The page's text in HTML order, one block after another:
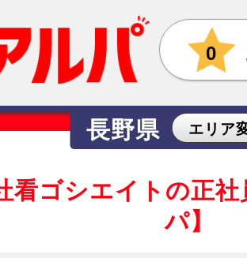
0
長野県 エリア
看ゴシエイトの正
パ】